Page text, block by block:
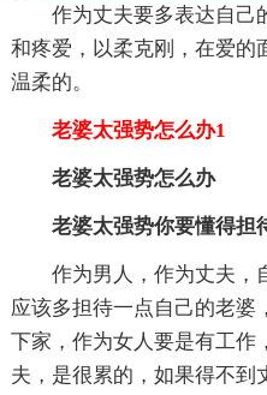
作为丈夫要多表达自己
和疼爱，以柔克刚，在爱的
温柔的。
老婆太强势怎么办1
老婆太强势怎么办
老婆太强势你要懂得担
作为男人，作为丈夫，
应该多担待一点自己的老婆
下家，作为女人要是有工作
夫，是很累的，如果得不到